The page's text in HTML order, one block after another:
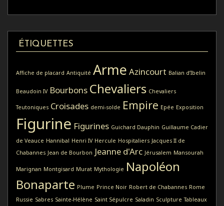
ÉTIQUETTES
Affiche de placard Antiquité Arme Azincourt Balian d’Ibelin
Beaudoin IV Bourbons Chevaliers Chevaliers
Teutoniques Croisades demi-solde Empire Epée Exposition
Figurine Figurines Guichard Dauphin Guillaume Cadier
de Veauce Hannibal Henri IV Hercule Hospitaliers Jacques II de
Chabannes Jean de Bourbon Jeanne d'Arc Jérusalem Mansourah
Marignan Montgisard Murat Mythologie Napoléon
Bonaparte Plume Prince Noir Robert de Chabannes Rome
Russie Sabres Sainte-Hélène Saint Sépulcre Saladin Sculpture Tableaux